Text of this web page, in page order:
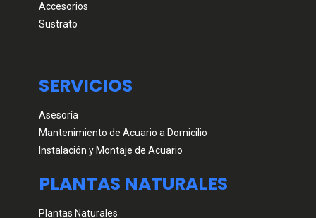
Accesorios
Sustrato
SERVICIOS
Asesoría
Mantenimiento de Acuario a Domicilio
Instalación y Montaje de Acuario
PLANTAS NATURALES
Plantas Naturales